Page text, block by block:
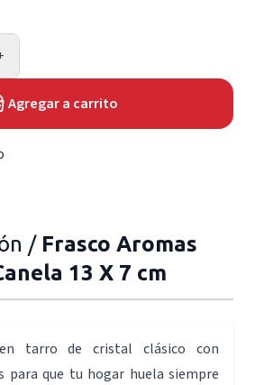
Agregar a carrito
/ Frasco Aromas
13 X 7 cm
tarro de cristal clásico con
para que tu hogar huela siempre